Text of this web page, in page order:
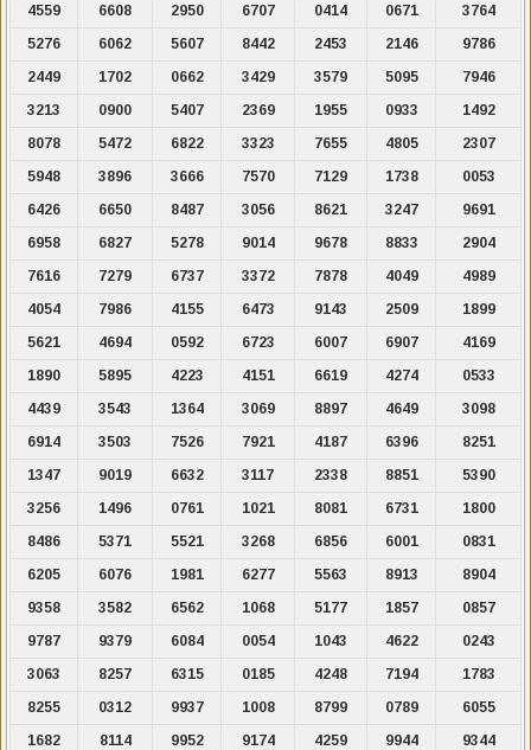
4559
6608 2950 6707 0414 0671
3764
5276
6062 5607 8442 2453 2146
9786
2449
1702 0662 3429 3579 5095
7946
3213
0900 5407 2369 1955 0933
1492
8078
5472 6822 3323 7655 4805
2307
5948
3896 3666 7570 7129 1738
0053
6426
6650 8487 3056 8621 3247
9691
6958
6827 5278 9014 9678 8833
2904
7616
7279 6737 3372 7878 4049
4989
4054
7986 4155 6473 9143 2509
1899
5621
4694 0592 6723 6007 6907
4169
1890
5895 4223 4151 6619 4274
0533
4439
3543 1364 3069 8897 4649
3098
6914
3503 7526 7921 4187 6396
8251
1347
9019 6632 3117 2338 8851
5390
3256
1496 0761 1021 8081 6731
1800
8486
5371 5521 3268 6856 6001
0831
6205
6076 1981 6277 5563 8913
8904
9358
3582 6562 1068 5177 1857
0857
9787
9379 6084 0054 1043 4622
0243
3063
8257 6315 0185 4248 7194
1783
8255
0312 9937 1008 8799 0789
6055
1682
8114 9952 9174 4259 9944
9344